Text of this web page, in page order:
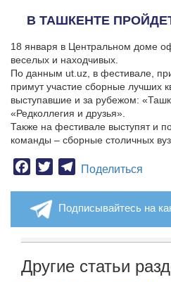
В ТАШКЕНТЕ
18 января в Центральном доме
веселых и находчивых.
По данным ut.uz, в фестивале,
примут участие сборные лучших
выступавшие и за рубежом:
«Редколлегия и друзья».
Также на фестивале выступят и
команды – сборные столичных
Facebook
TwitterTelegram
Поделиться
Подписывайтесь на
Другие статьи